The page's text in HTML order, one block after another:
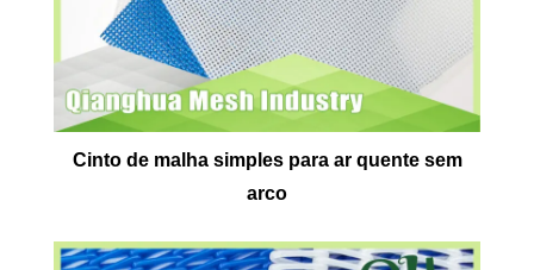
Cinto de malha simples para ar quente sem
arco